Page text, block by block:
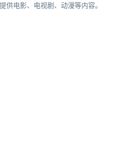
供电影、电视剧、动漫等内容。